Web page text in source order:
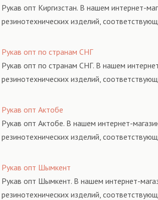
Рукав опт Киргизстан. В нашем интернет-
резинотехнических изделий,
Рукав опт по странам СНГ
Рукав опт по странам СНГ. В нашем
резинотехнических изделий,
Рукав опт Актобе
Рукав опт Актобе. В нашем интернет-
резинотехнических изделий,
Рукав опт Шымкент
Рукав опт Шымкент. В нашем интернет-
резинотехнических изделий,